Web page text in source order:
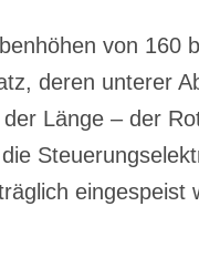
von
deren unterer
Länge – der